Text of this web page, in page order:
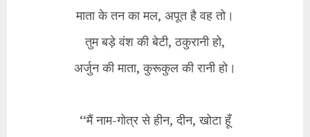
माता के तन का मल, अपूत है वह तो।
तुम बड़े वंश की बेटी, ठकुरानी हो,
अर्जुन की माता, कुरूकुल की रानी हो।
‘‘मैं नाम-गोत्र से हीन, दीन, खोटा हूँ